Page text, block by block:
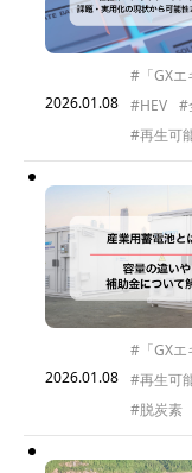
2026.01.08
#「GXエ
#HEV
#
#再生可
2026.01.08
#「GXエ
#再生可
#脱炭素